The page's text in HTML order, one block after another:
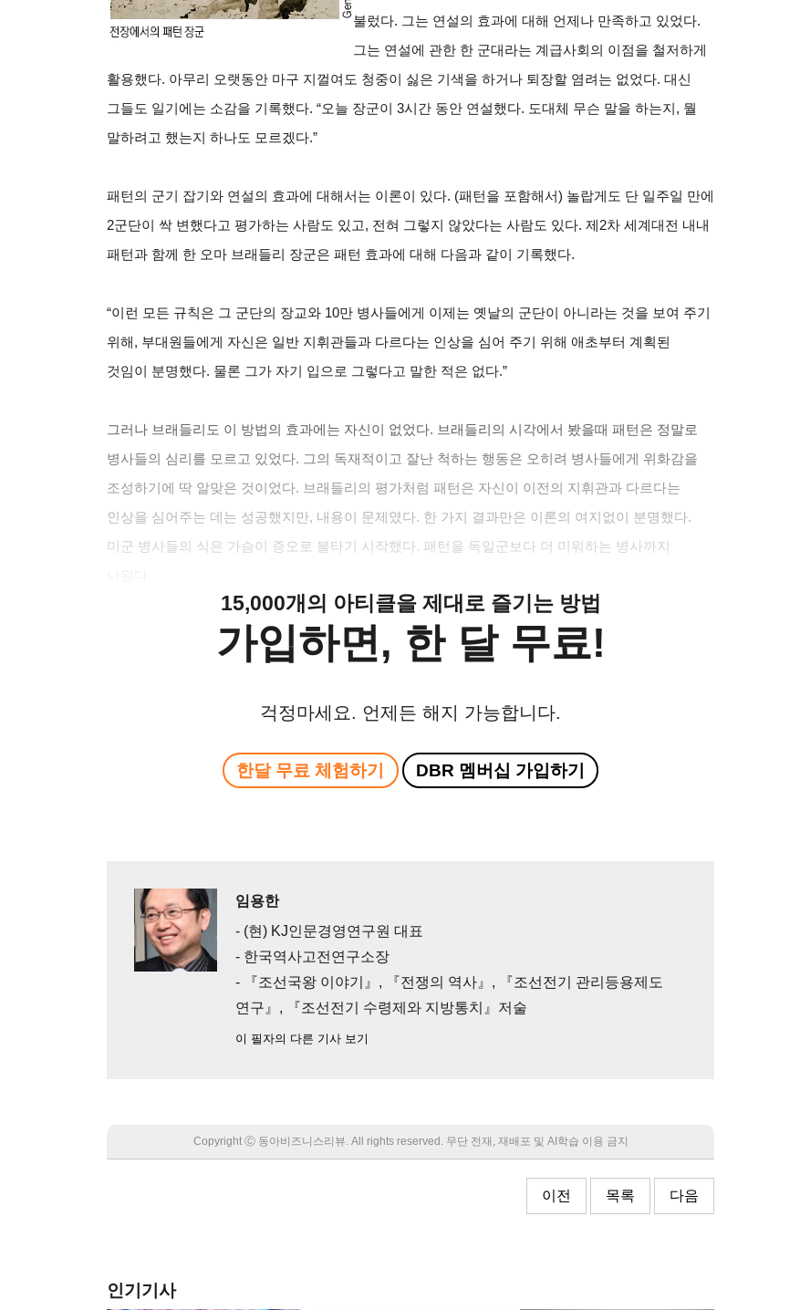
불렀다. 그는 연설의 효과에 대해 언제나 만족하고 있었다.
그는 연설에 관한 한 군대라는 계급사회의 이점을 철저하게
활용했다. 아무리 오랫동안 마구 지껄여도 청중이 싫은 기색을 하거나 퇴장할 염려는 없었다. 대신
그들도 일기에는 소감을 기록했다. “오늘 장군이 3시간 동안 연설했다. 도대체 무슨 말을 하는지, 뭘
말하려고 했는지 하나도 모르겠다.”
패턴의 군기 잡기와 연설의 효과에 대해서는 이론이 있다. (패턴을 포함해서) 놀랍게도 단 일주일 만에
2군단이 싹 변했다고 평가하는 사람도 있고, 전혀 그렇지 않았다는 사람도 있다. 제2차 세계대전 내내
패턴과 함께 한 오마 브래들리 장군은 패턴 효과에 대해 다음과 같이 기록했다.
“이런 모든 규칙은 그 군단의 장교와 10만 병사들에게 이제는 옛날의 군단이 아니라는 것을 보여 주기
위해, 부대원들에게 자신은 일반 지휘관들과 다르다는 인상을 심어 주기 위해 애초부터 계획된
것임이 분명했다. 물론 그가 자기 입으로 그렇다고 말한 적은 없다.”
그러나 브래들리도 이 방법의 효과에는 자신이 없었다. 브래들리의 시각에서 봤을때 패턴은 정말로
병사들의 심리를 모르고 있었다. 그의 독재적이고 잘난 척하는 행동은 오히려 병사들에게 위화감을
조성하기에 딱 알맞은 것이었다. 브래들리의 평가처럼 패턴은 자신이 이전의 지휘관과 다르다는
인상을 심어주는 데는 성공했지만, 내용이 문제였다. 한 가지 결과만은 이론의 여지없이 분명했다.
미군 병사들의 식은 가슴이 증오로 불타기 시작했다. 패턴을 독일군보다 더 미워하는 병사까지
15,000개의 아티클을 제대로 즐기는 방법
가입하면, 한 달 무료!
걱정마세요. 언제든 해지 가능합니다.
한달 무료 체험하기 DBR 멤버십 가입하기
임용한
- (현) KJ인문경영연구원 대표
- 한국역사고전연구소장
- 『조선국왕 이야기』, 『전쟁의 역사』, 『조선전기 관리등용제도
연구』, 『조선전기 수령제와 지방통치』저술
이 필자의 다른 기사 보기
Copyright Ⓒ 동아비즈니스리뷰. All rights reserved. 무단 전재, 재배포 및 AI학습 이용 금지
이전 목록 다음
인기기사